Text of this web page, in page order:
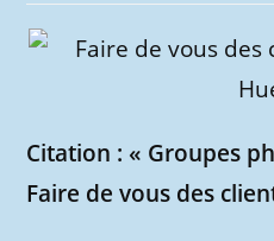
la
publication :
Citation : « Groupes
Faire de vous des